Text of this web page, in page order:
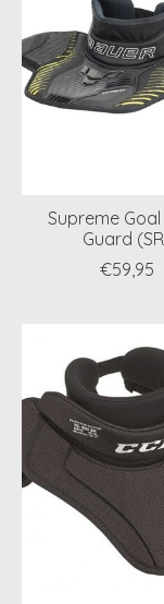
Supreme
Guard
€59,95